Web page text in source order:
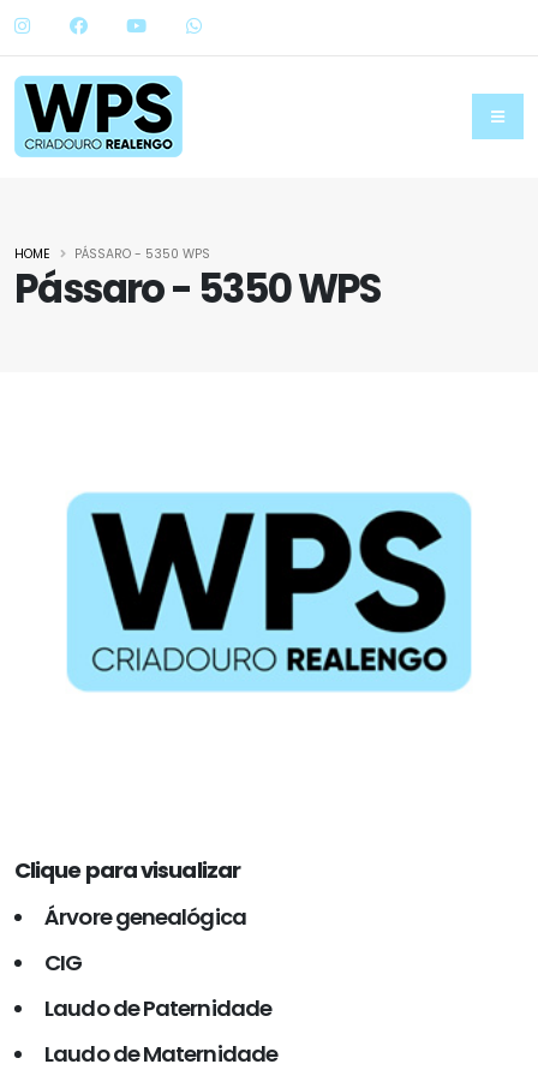
Pássaro - 5350 WPS
HOME PÁSSARO - 5350 WPS
Clique para visualizar
Árvore genealógica
CIG
Laudo de Paternidade
Laudo de Maternidade